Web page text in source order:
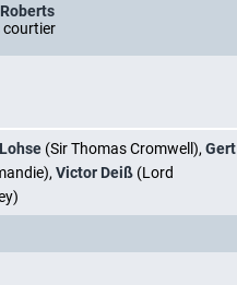
courtier
(Sir Thomas Cromwell), Gert
Victor Deiß (Lord